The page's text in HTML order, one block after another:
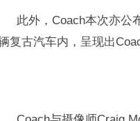
外，Coach本次亦公布
复古汽车内，呈现出